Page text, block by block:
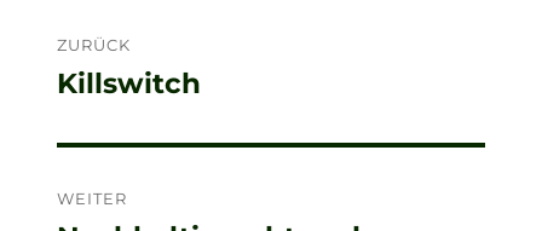
ZURÜCK
Vorheriger
Killswitch
WEITER